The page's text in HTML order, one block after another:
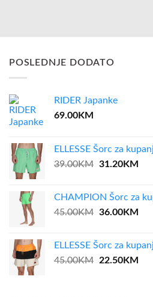
POSLEDNJE DODATO
RIDER Japanke
69.00KM
ELLESSE Šorc za
39.00KM Original
39.00KM.
31.20KM
CHAMPION Šorc za
45.00KM Original
45.00KM.
36.00KM
ELLESSE Šorc za
45.00KM
Original
22.50KM